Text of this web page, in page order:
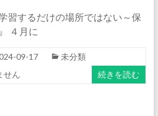
習するだけの場所ではない～保
４月に
09-17
未分類
せん
続きを読む